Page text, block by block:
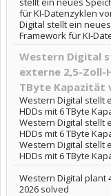
für KI-Datenzyklen
Digital stellt ein
Framework für KI-
Western Digital
externe 2,5-Zoll-
TByte Kapazität
Western Digital stellt
HDDs mit 6 TByte
Western Digital stellt
HDDs mit 6 TByte
Western Digital stellt
HDDs mit 6 TByte
Western Digital plant
2026 solved